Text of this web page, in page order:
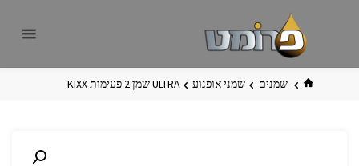
בית שמנים שמני אופנוע ULTRA שמן 2 פעימות KIXX